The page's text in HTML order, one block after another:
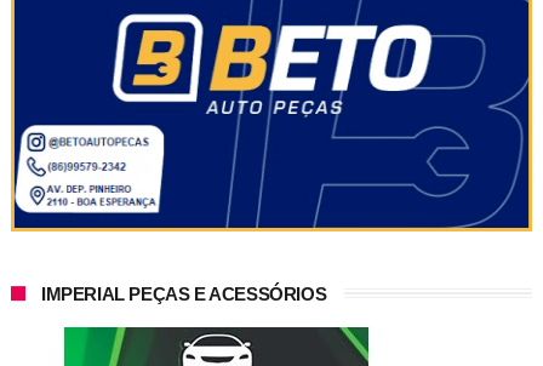
IMPERIAL PEÇAS E ACESSÓRIOS